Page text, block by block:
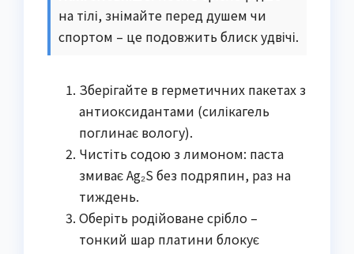
на тілі, знімайте перед душем чи
спортом – це подовжить блиск удвічі.
Зберігайте в герметичних пакетах з
антиоксидантами (силікагель
поглинає вологу).
Чистіть содою з лимоном: паста
змиває Ag₂S без подряпин, раз на
тиждень.
Оберіть родійоване срібло –
тонкий шар платини блокує